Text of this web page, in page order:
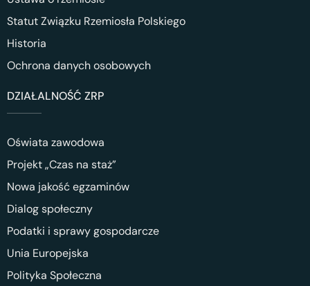
Statut Związku Rzemiosła Polskiego
Historia
Ochrona danych osobowych
DZIAŁALNOŚĆ ZRP
Oświata zawodowa
Projekt „Czas na staż”
Nowa jakość egzaminów
Dialog społeczny
Podatki i sprawy gospodarcze
Unia Europejska
Polityka Społeczna